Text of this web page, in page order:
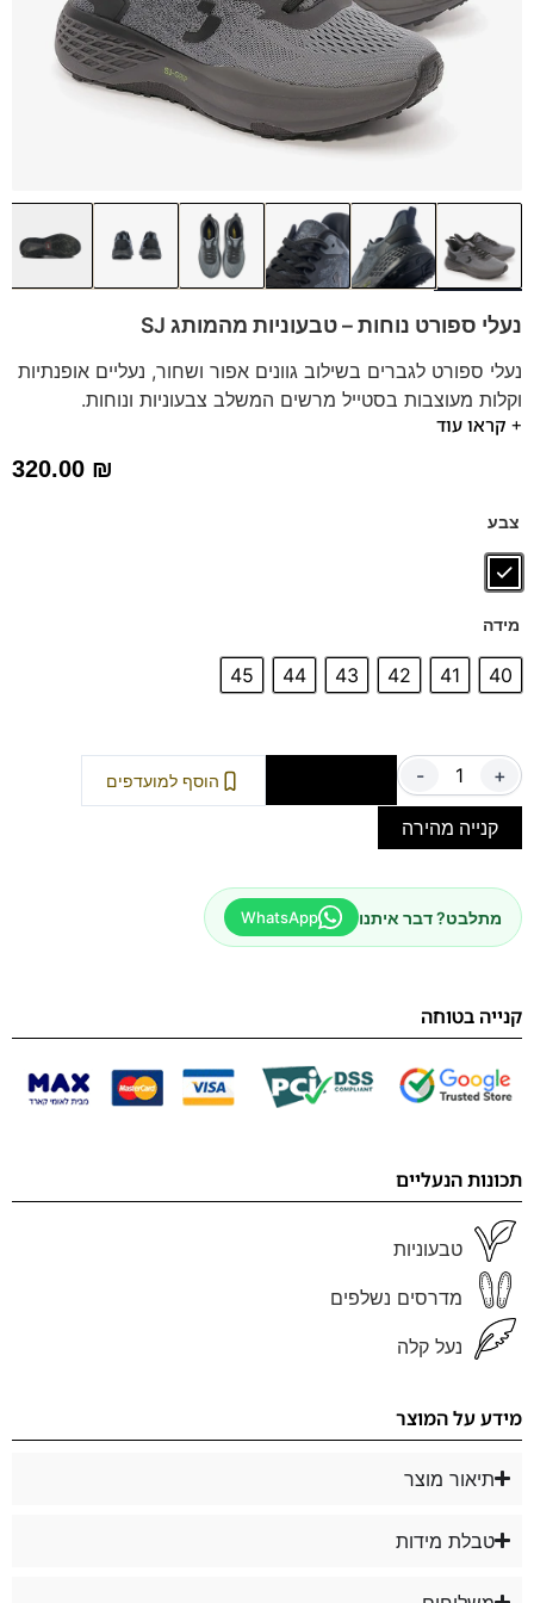
נעלי ספורט נוחות – טבעוניות מהמותג SJ
נעלי ספורט לגברים בשילוב גוונים אפור ושחור, נעליים אופנתיות
וקלות מעוצבות בסטייל מרשים המשלב צבעוניות ונוחות.
מתאימות למגוון פעילויות. סוליה עבה.
+ קראו עוד
320.00 ₪
צבע
מידה
40
41
42
43
44
45
- + הוסף למועדפים
קנייה מהירה
מתלבט? דבר איתנו WhatsApp
קנייה בטוחה
תכונות הנעליים
טבעוניות
מדרסים נשלפים
נעל קלה
מידע על המוצר
תיאור מוצר
טבלת מידות